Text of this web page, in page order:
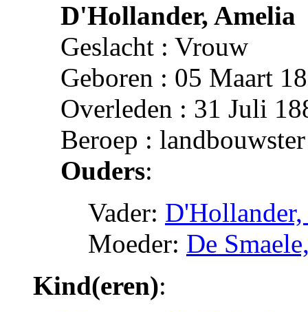
D'Hollander, Amelia
Geslacht : Vrouw
Geboren : 05 Maart
Overleden : 31 Juli
Beroep : landbouwster
Ouders:
Vader: D'Hollander,
Moeder: De
Kind(eren):